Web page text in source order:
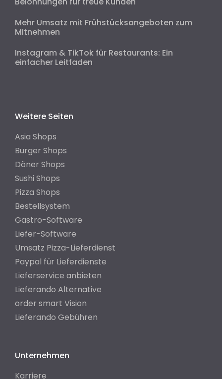
Mehr Umsatz mit Frühstücksangeboten zum
Mitnehmen
Instagram & TikTok für Restaurants: Ein
einfacher Leitfaden
Weitere Seiten
Asia Shops
Burger Shops
Döner Shops
Sushi Shops
Pizza Shops
Bestellsystem
Gastro-Software
Liefer-Software
Umsatz Pizza-Lieferdienst
Paypal für Lieferdienste
Lieferservice anbieten
Lieferando Alternative
order smart Vision
Lieferando Gebühren
Unternehmen
Karriere